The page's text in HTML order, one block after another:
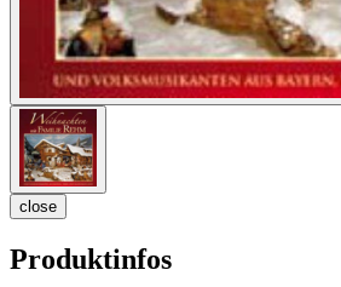
close
Produktinfos